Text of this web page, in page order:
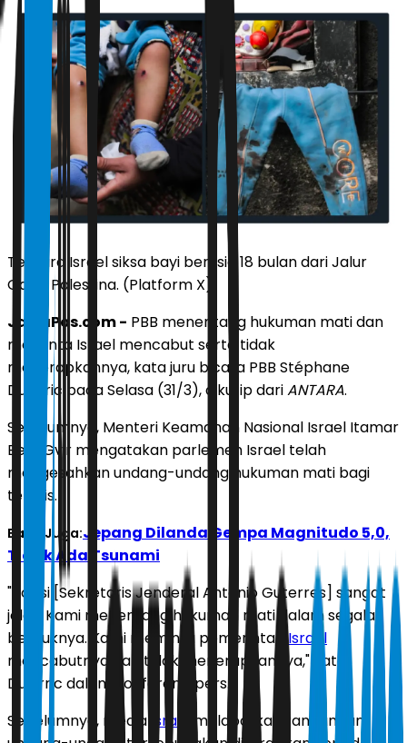
Tentara Israel siksa bayi berusia 18 bulan dari Jalur
Gaza, Palestina. (Platform X).
JawaPos.com - PBB menentang hukuman mati dan
meminta Israel mencabut serta tidak
menerapkannya, kata juru bicara PBB Stéphane
Dujarric pada Selasa (31/3), dikutip dariANTARA.
Sebelumnya, Menteri Keamanan Nasional Israel Itamar
Ben-Gvir mengatakan parlemen Israel telah
mengesahkan undang-undang hukuman mati bagi
teroris.
Baca Juga:Jepang Dilanda Gempa Magnitudo 5,0,
Tidak Ada Tsunami
"Posisi [Sekretaris Jenderal Antonio Guterres] sangat
jelas. Kami menentang hukuman mati dalam segala
bentuknya. Kami meminta pemerintah Israel
mencabutnya dan tidak menerapkannya," kata
Dujarric dalam konferensi pers.
Sebelumnya, media Israel
melaporkan rancangan